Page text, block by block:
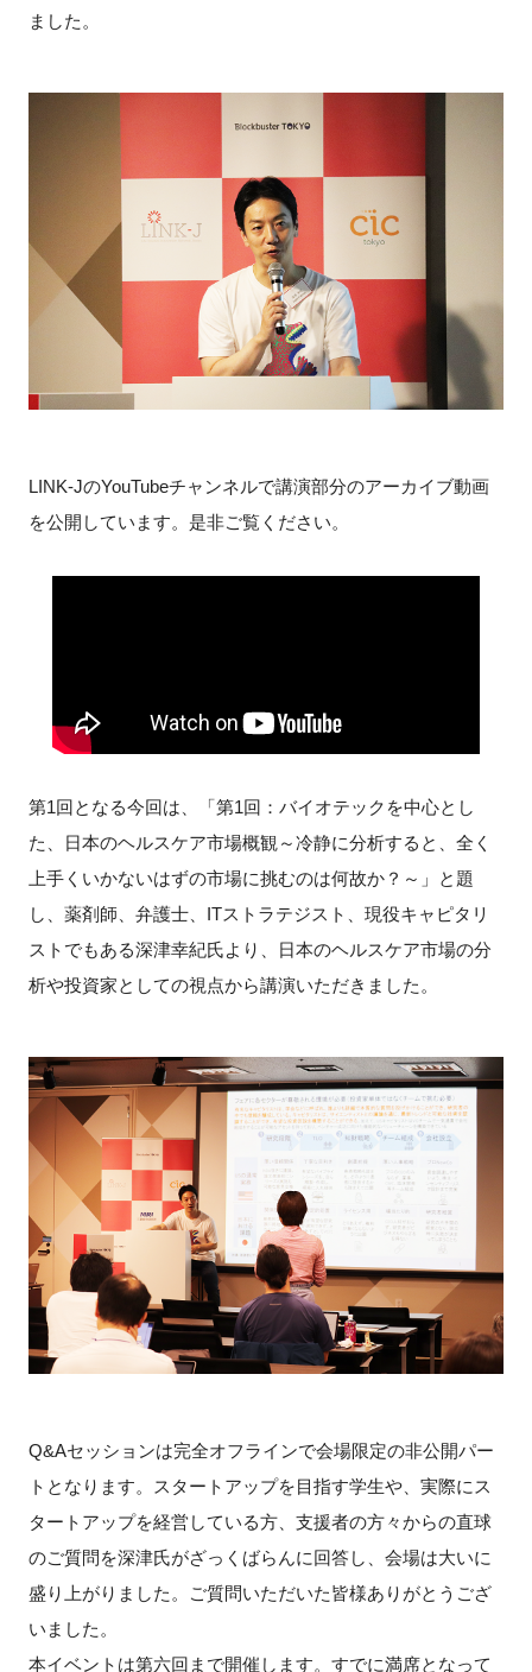
施設・アクセス
FAQ
イベントお知らせメール登録
ました。
LINK-JのYouTubeチャンネルで講演部分のアーカイブ動画
を公開しています。是非ご覧ください。
第1回となる今回は、「第1回：バイオテックを中心とし
た、日本のヘルスケア市場概観～冷静に分析すると、全く
上手くいかないはずの市場に挑むのは何故か？～」と題
し、薬剤師、弁護士、 ITストラテジスト、現役キャピタリ
ストでもある深津幸紀氏より、日本のヘルスケア市場の分
析や投資家としての視点から講演いただきました。
Q&Aセッションは完全オフラインで会場限定の非公開パー
トとなります。スタートアップを目指す学生や、実際にス
タートアップを経営している方、支援者の方々からの直球
のご質問を深津氏がざっくばらんに回答し、会場は大いに
盛り上がりました。ご質問いただいた皆様ありがとうござ
いました。
本イベントは第六回まで開催します。すでに満席となって